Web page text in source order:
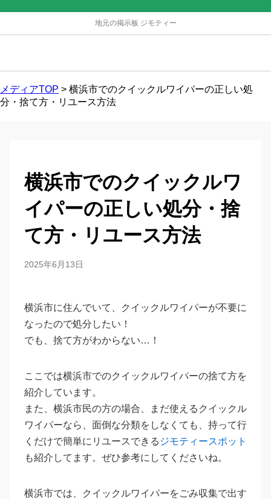
地元の掲示板 ジモティー
メディアTOP > 横浜市でのクイックルワイパーの正しい処
分・捨て方・リユース方法
横浜市でのクイックルワ
イパーの正しい処分・捨
て方・リユース方法
2025年6月13日
横浜市に住んでいて、クイックルワイパーが不要に
なったので処分したい！
でも、捨て方がわからない…！
ここでは横浜市でのクイックルワイパーの捨て方を
紹介しています。
また、横浜市民の方の場合、まだ使えるクイックル
ワイパーなら、面倒な分類をしなくても、持って行
くだけで簡単にリユースできる ジモティースポット
も紹介してます。ぜひ参考にしてくださいね。
横浜市では、クイックルワイパーをごみ収集で出す